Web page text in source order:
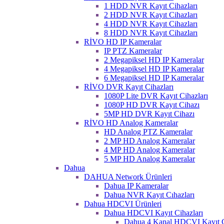
1 HDD NVR Kayıt Cihazları
2 HDD NVR Kayıt Cihazları
4 HDD NVR Kayıt Cihazları
8 HDD NVR Kayıt Cihazları
RİVO HD IP Kameralar
IP PTZ Kameralar
2 Megapiksel HD IP Kameralar
4 Megapiksel HD IP Kameralar
6 Megapiksel HD IP Kameralar
RİVO DVR Kayıt Cihazları
1080P Lite DVR Kayıt Cihazları
1080P HD DVR Kayıt Cihazı
5MP HD DVR Kayıt Cihazı
RİVO HD Analog Kameralar
HD Analog PTZ Kameralar
2 MP HD Analog Kameralar
4 MP HD Analog Kameralar
5 MP HD Analog Kameralar
Dahua
DAHUA Network Ürünleri
Dahua IP Kameralar
Dahua NVR Kayıt Cıhazları
Dahua HDCVI Ürünleri
Dahua HDCVI Kayıt Cihazları
Dahua 4 Kanal HDCVI Kayıt